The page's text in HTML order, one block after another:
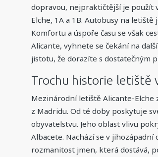
dopravou, nejpraktičtější je použít
Elche, 1A a 1B. Autobusy na
Komfortu a úspoře času se však
Alicante, vyhnete se čekání na
jistotu, že dorazíte s dostatečným
Trochu historie letiště
Mezinárodní letiště Alicante-Elche
z Madridu. Od té doby poskytuje
obyvatelstvu. Jeho oblast vlivu
Albacete. Nachází se v
rozmanitost jmen, která dostává,